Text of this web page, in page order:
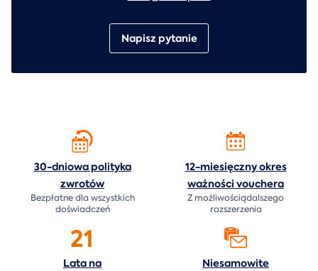
Napisz pytanie
30-dniowa polityka
zwrotów
Bezpłatne dla wszystkich
doświadczeń
12-miesięczny okres
ważności vouchera
Z możliwościądalszego
rozszerzenia
21
Lata na
Niesamowite